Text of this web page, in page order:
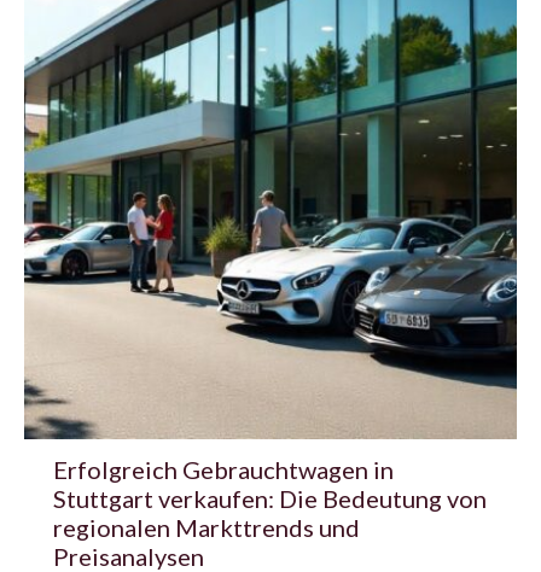
Erfolgreich Gebrauchtwagen in
Stuttgart verkaufen: Die Bedeutung von
regionalen Markttrends und
Preisanalysen